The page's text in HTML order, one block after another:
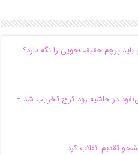
پرچم حقیقت‌جویی را نگه دارد؟
در حاشیه‌ رود کرج تخریب شد +